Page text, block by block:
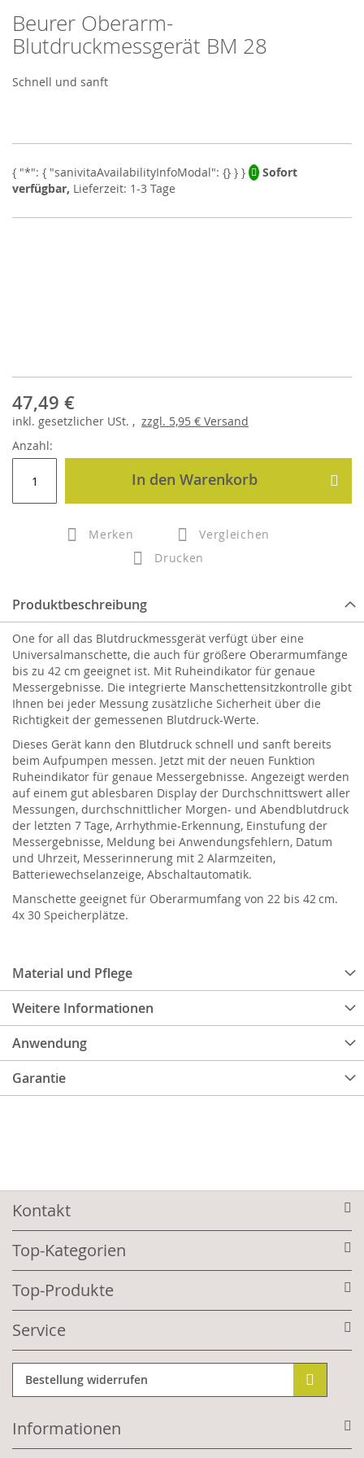
Skip
to
the
of
Beurer Oberarm-
Blutdruckmessgerät BM 28
Schnell und sanft
Sofort
verfügbar, Lieferzeit: 1-3 Tage
47,49 €
inkl. gesetzlicher USt. , zzgl. 5,95 € Versand
Anzahl:
In den Warenkorb
Merken
Vergleichen
Drucken
Produktbeschreibung
Material und Pflege
Weitere Informationen
Anwendung
Garantie
One for all das Blutdruckmessgerät verfügt über eine
Universalmanschette, die auch für größere Oberarmumfänge
bis zu 42 cm geeignet ist. Mit Ruheindikator für genaue
Messergebnisse. Die integrierte Manschettensitzkontrolle gibt
Ihnen bei jeder Messung zusätzliche Sicherheit über die
Richtigkeit der gemessenen Blutdruck-Werte.
Dieses Gerät kann den Blutdruck schnell und sanft bereits
beim Aufpumpen messen. Jetzt mit der neuen Funktion
Ruheindikator für genaue Messergebnisse. Angezeigt werden
auf einem gut ablesbaren Display der Durchschnittswert aller
Messungen, durchschnittlicher Morgen- und Abendblutdruck
der letzten 7 Tage, Arrhythmie-Erkennung, Einstufung der
Messergebnisse, Meldung bei Anwendungsfehlern, Datum
und Uhrzeit, Messerinnerung mit 2 Alarmzeiten,
Batteriewechselanzeige, Abschaltautomatik.
Manschette geeignet für Oberarmumfang von 22 bis 42 cm.
4x 30 Speicherplätze.
Kontakt
Top-Kategorien
Top-Produkte
Service
Bestellung widerrufen
Informationen